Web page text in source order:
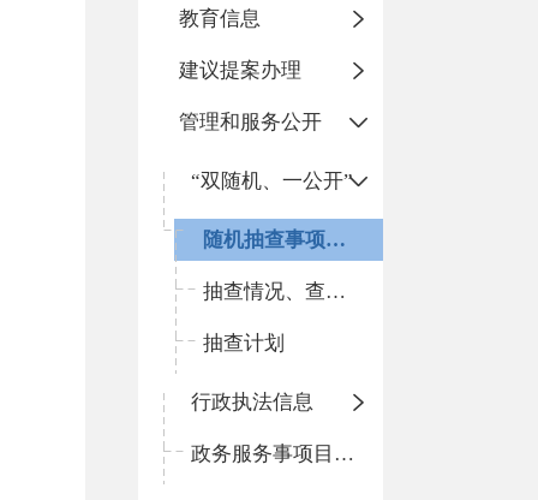
教育信息
建议提案办理
管理和服务公开
“双随机、一公开”
随机抽查事项清单
抽查情况、查处结果
抽查计划
行政执法信息
政务服务事项目录和办事指南